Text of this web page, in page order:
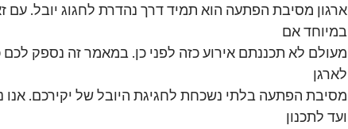
ארגון מסיבת הפתעה הוא תמיד דרך נהדרת לחגוג יובל. עם
במיוחד אם
מעולם לא תכננתם אירוע כזה לפני כן. במאמר זה נספק לכם
לארגן
מסיבת הפתעה בלתי נשכחת לחגיגת היובל של יקירכם.
ועד לתכנון